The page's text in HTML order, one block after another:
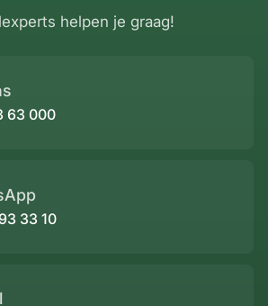
helpen je graag!
63 000
33 10